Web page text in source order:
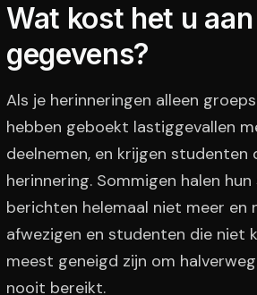
Wat kost het u
gegevens?
Als je herinneringen alleen
hebben geboekt lastiggevallen
deelnemen, en krijgen studenten
herinnering. Sommigen halen
berichten helemaal niet meer en
afwezigen en studenten die niet
meest geneigd zijn om
nooit bereikt.